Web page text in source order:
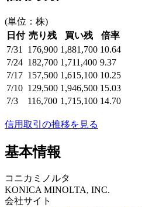
(単位：株)
日付 売り残 買い残
倍率
7/31
176,900 1,881,700 10.64
7/24 182,700 1,711,400 9.37
7/17 157,500 1,615,100 10.25
7/10 129,500 1,946,500 15.03
7/3
116,700 1,715,100 14.70
信用取引の推移を見る
基本情報
コニカミノルタ
KONICA MINOLTA, INC.
会社サイト